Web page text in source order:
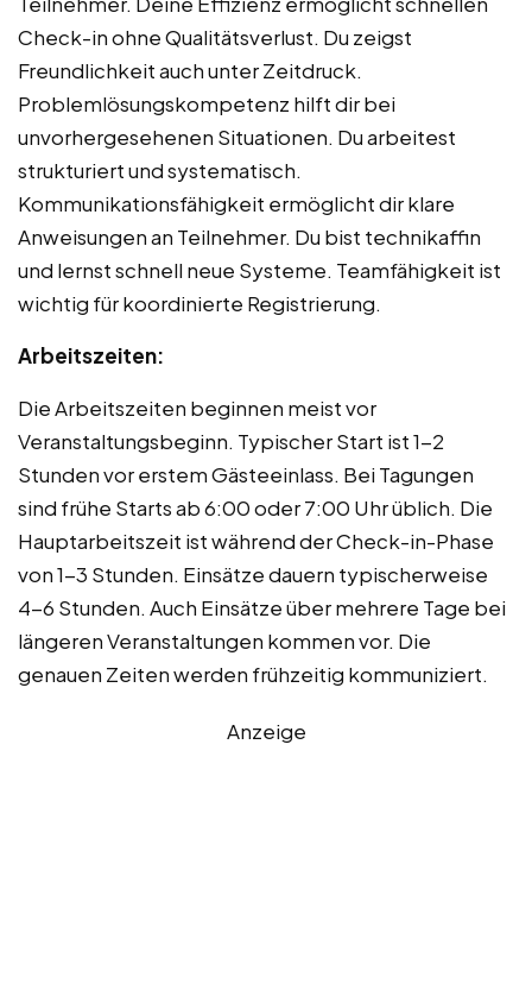
Check-in ohne Qualitätsverlust. Du zeigst
Freundlichkeit auch unter Zeitdruck.
Problemlösungskompetenz hilft dir bei
unvorhergesehenen Situationen. Du arbeitest
strukturiert und systematisch.
Kommunikationsfähigkeit ermöglicht dir klare
Anweisungen an Teilnehmer. Du bist technikaffin
und lernst schnell neue Systeme. Teamfähigkeit ist
wichtig für koordinierte Registrierung.
Arbeitszeiten:
Die Arbeitszeiten beginnen meist vor
Veranstaltungsbeginn. Typischer Start ist 1-2
Stunden vor erstem Gästeeinlass. Bei Tagungen
sind frühe Starts ab 6:00 oder 7:00 Uhr üblich. Die
Hauptarbeitszeit ist während der Check-in-Phase
von 1-3 Stunden. Einsätze dauern typischerweise
4-6 Stunden. Auch Einsätze über mehrere Tage bei
längeren Veranstaltungen kommen vor. Die
genauen Zeiten werden frühzeitig kommuniziert.
Anzeige